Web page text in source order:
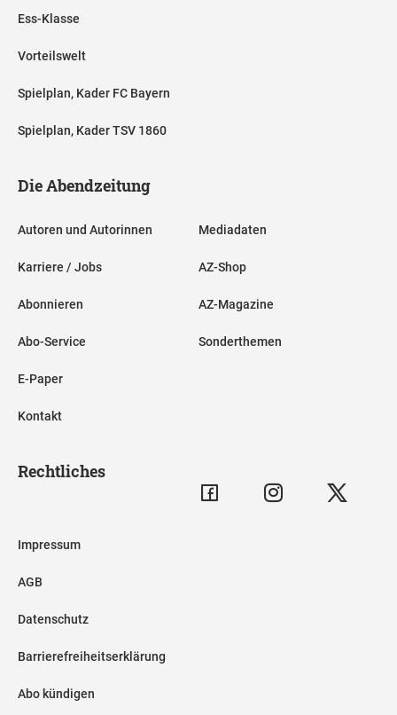
Ess-Klasse
Vorteilswelt
Spielplan, Kader FC Bayern
Spielplan, Kader TSV 1860
Die Abendzeitung
Autoren und Autorinnen
Karriere / Jobs
Abonnieren
Abo-Service
E-Paper
Kontakt
Mediadaten
AZ-Shop
AZ-Magazine
Sonderthemen
Rechtliches
Impressum
AGB
Datenschutz
Barrierefreiheitserklärung
Abo kündigen